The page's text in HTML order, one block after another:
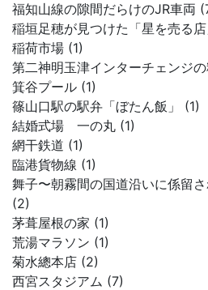
福知山線の隙間だらけのJR車両
稲垣足穂が見つけた「星を売る
稲荷市場 (1)
第二神明玉津インターチェンジ
箕谷プール (1)
篠山口駅の駅弁「ぼたん飯」 (1)
結婚式場 一の丸 (1)
網干鉄道 (1)
臨港貨物線 (1)
舞子〜朝霧間の国道沿いに係留
(2)
茅葺屋根の家 (1)
荒湯マラソン (1)
菊水總本店 (2)
西宮スタジアム (7)